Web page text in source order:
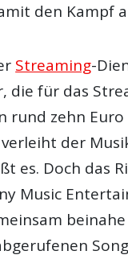
den Kampf
Streaming-
die für das
rund zehn
der
es. Doch das
Music